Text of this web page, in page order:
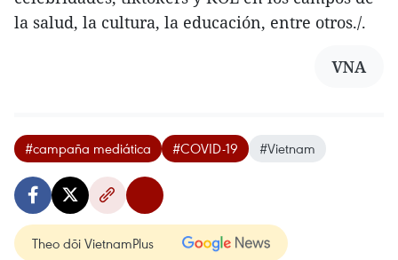
la salud, la cultura, la educación, entre otros./.
VNA
#campaña mediática #COVID-19 #Vietnam
Theo dõi VietnamPlus